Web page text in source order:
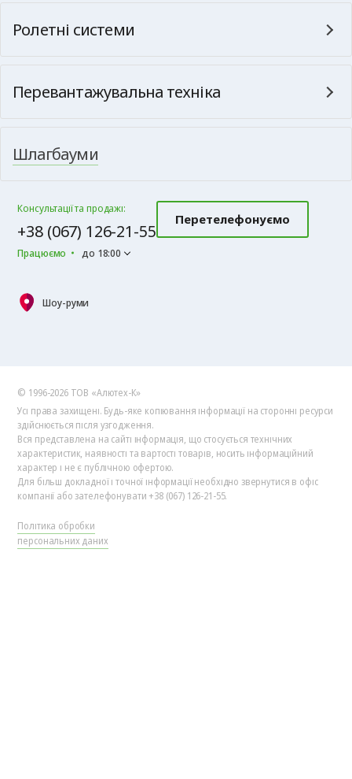
Ролетні системи
Перевантажувальна техніка
Шлагбауми
Консультації та продажі:
+38 (067) 126-21-55
Працюємо до 18:00
Перетелефонуємо
Шоу-руми
© 1996-2026 ТОВ «Алютех‑К»
Усі права захищені. Будь-яке копіювання інформації на сторонні ресурси
здійснюється після узгодження.
Вся представлена на сайті інформація, що стосується технічних
характеристик, наявності та вартості товарів, носить інформаційний
характер і не є публічною офертою.
Для більш докладної і точної інформації необхідно звернутися в офіс
компанії або зателефонувати +38 (067) 126-21-55.
Політика обробки
персональних даних